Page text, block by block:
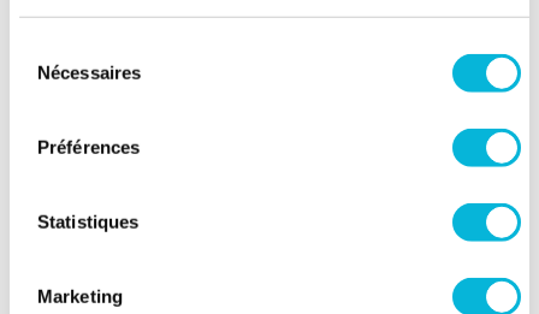
Nécessaires
Préférences
Statistiques
Marketing
Je donne mon consentement. Vous trouverez
plus d’informations sur le traitement de vos
données dans
la politique de protection des